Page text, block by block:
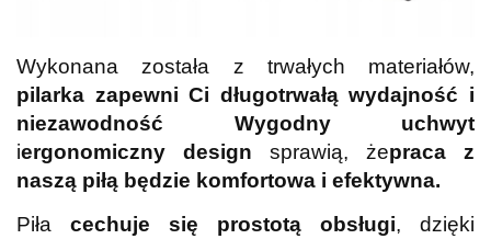
Wykonana została z trwałych materiałów,
pilarka zapewni Ci długotrwałą wydajność i
niezawodność
Wygodny uchwyt
iergonomiczny design sprawią, żepraca z
naszą piłą będzie komfortowa i efektywna.
Piła cechuje się prostotą obsługi, dzięki